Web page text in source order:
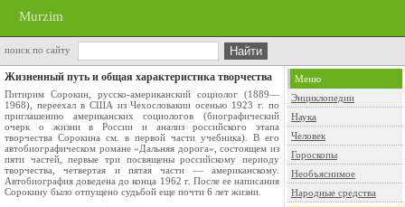
Murzim
поиск по сайту
Жизненный путь и общая характеристика творчества
Питирим Сорокин, русско-американский социолог (1889—
1968), переехал в США из Чехословакии осенью 1923 г. по
приглашению американских со­циологов (биографический
очерк о жизни в России и анализ российского этапа
творчества Сорокина см. в первой части учебника). В его
автобиогра­фическом романе «Дальняя дорога», состоящем из
пяти частей, первые три посвящены российскому периоду
творчества, четвертая и пятая части — американскому.
Автобиография доведена до конца 1962 г. После ее напи­сания
Сорокину было отпущено судьбой еще почти 6 лет жизни.
Меню
Энциклопедии
Наука
Человек
Гороскопы
Необъяснимое
Народные средства